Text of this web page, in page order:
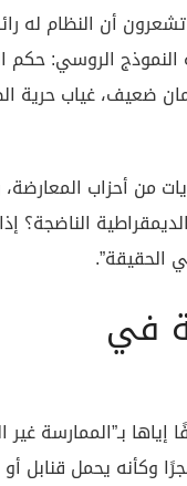
أن النظام له
الروسي: حكم
ضعيف، غياب حرية
من أحزاب
الناضجة؟
الحقيقة”.
في
بـ”الممارسة غير
وكأنه يحمل قنابل